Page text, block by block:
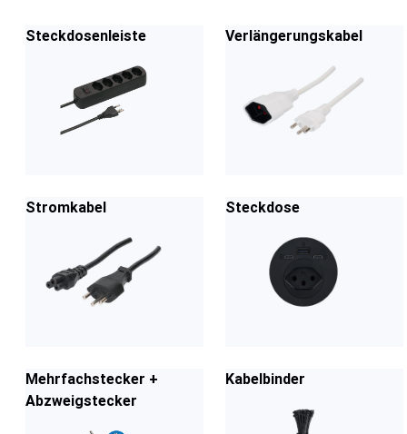
Steckdosenleiste Verlängerungskabel
Stromkabel Steckdose
Mehrfachstecker +
Abzweigstecker
Kabelbinder